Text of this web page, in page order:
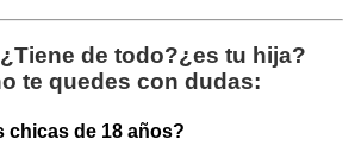
de todo?¿es tu hija?
te quedes con dudas:
chicas de 18 años?